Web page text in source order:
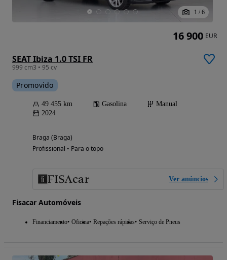
1 / 6
SEAT Ibiza 1.0 TSI FR
999 cm3 • 95 cv
Promovido
49 455 km Gasolina
Manual
2024
Braga (Braga)
Profissional • Para o topo
Ver anúncios
Fisacar Automóveis
Financiamento Oficina Repações rápidas Serviço de Pneus
16 900 EUR